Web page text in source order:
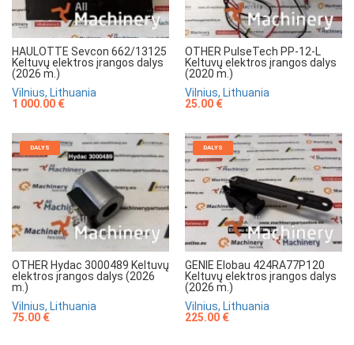
HAULOTTE Sevcon 662/13125
Keltuvų elektros įrangos dalys
(2026 m.)
Vilnius, Lithuania
1 000.00 €
OTHER PulseTech PP-12-L
Keltuvų elektros įrangos dalys
(2020 m.)
Vilnius, Lithuania
25.00 €
DALYS
OTHER Hydac 3000489 Keltuvų
elektros įrangos dalys (2026
m.)
Vilnius, Lithuania
75.00 €
DALYS
GENIE Elobau 424RA77P120
Keltuvų elektros įrangos dalys
(2026 m.)
Vilnius, Lithuania
225.00 €